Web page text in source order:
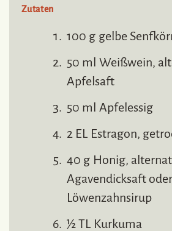
Zutaten
100 g gelbe
50 ml Weißwein,
Apfelsaft
50 ml Apfelessig
2 EL Estragon,
40 g Honig,
Agavendicksaft oder
Löwenzahnsirup
½ TL Kurkuma